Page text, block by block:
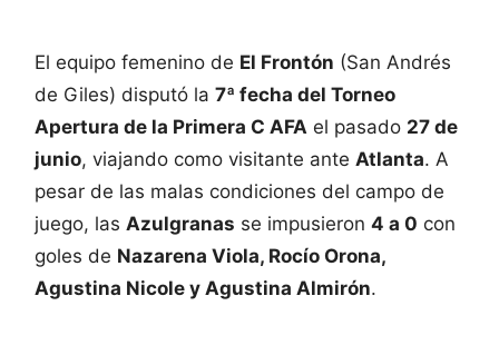
El equipo femenino de El Frontón (San Andrés
de Giles) disputó la 7ª fecha del Torneo
Apertura de la Primera C AFA el pasado 27 de
junio, viajando como visitante ante Atlanta. A
pesar de las malas condiciones del campo de
juego, las Azulgranas se impusieron 4 a 0 con
goles de Nazarena Viola, Rocío Orona,
Agustina Nicole y Agustina Almirón.